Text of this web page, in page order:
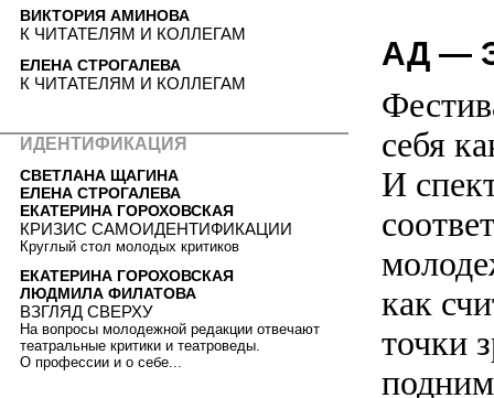
АД —
себя
И
как
точки
ВИКТОРИЯ АМИНОВА
К ЧИТАТЕЛЯМ И КОЛЛЕГАМ
ЕЛЕНА СТРОГАЛЕВА
К ЧИТАТЕЛЯМ И КОЛЛЕГАМ
ИДЕНТИФИКАЦИЯ
СВЕТЛАНА ЩАГИНА
ЕЛЕНА СТРОГАЛЕВА
ЕКАТЕРИНА ГОРОХОВСКАЯ
КРИЗИС САМОИДЕНТИФИКАЦИИ
Круглый стол молодых критиков
ЕКАТЕРИНА ГОРОХОВСКАЯ
ЛЮДМИЛА ФИЛАТОВА
ВЗГЛЯД СВЕРХУ
На вопросы молодежной редакции отвечают
театральные критики и театроведы.
О профессии и о себе...